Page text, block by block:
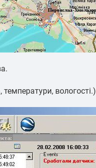
вологості.)